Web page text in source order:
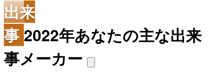
出来
事 2022年あなたの主な出来
事メーカー